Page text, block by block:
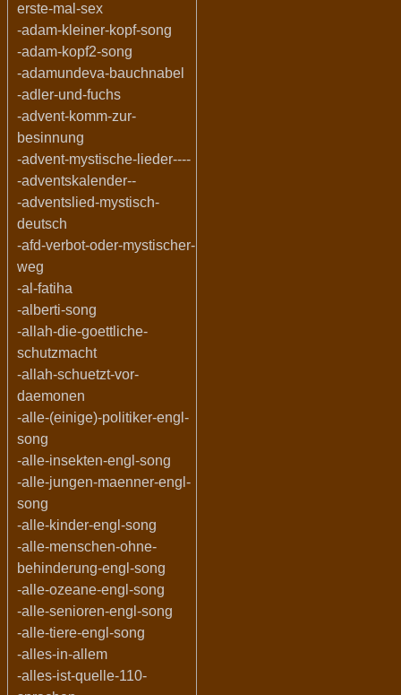
erste-mal-sex
-adam-kleiner-kopf-song
-adam-kopf2-song
-adamundeva-bauchnabel
-adler-und-fuchs
-advent-komm-zur-
besinnung
-advent-mystische-lieder----
-adventskalender--
-adventslied-mystisch-
deutsch
-afd-verbot-oder-mystischer-
weg
-al-fatiha
-alberti-song
-allah-die-goettliche-
schutzmacht
-allah-schuetzt-vor-
daemonen
-alle-(einige)-politiker-engl-
song
-alle-insekten-engl-song
-alle-jungen-maenner-engl-
song
-alle-kinder-engl-song
-alle-menschen-ohne-
behinderung-engl-song
-alle-ozeane-engl-song
-alle-senioren-engl-song
-alle-tiere-engl-song
-alles-in-allem
-alles-ist-quelle-110-